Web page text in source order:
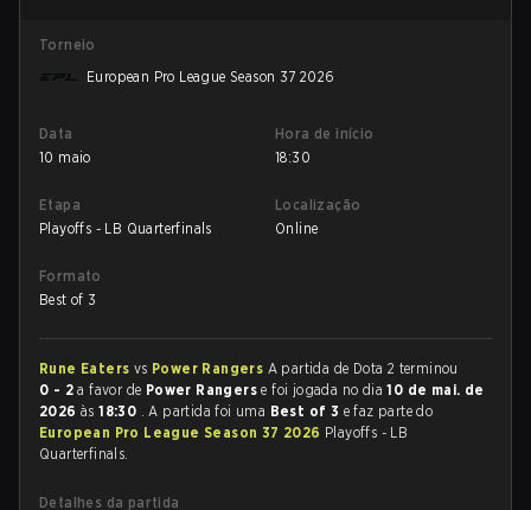
Torneio
European Pro League Season 37 2026
Data
10 maio
Hora de início
18:30
Etapa
Playoffs - LB Quarterfinals
Localização
Online
Formato
Best of 3
Rune Eaters vs Power Rangers A partida de Dota 2 terminou
0 - 2 a favor de Power Rangerse foi jogada no dia10 de mai. de
2026 às18:30 . A partida foi uma Best of 3 e faz parte do
European Pro League Season 37 2026 Playoffs - LB
Quarterfinals.
Detalhes da partida